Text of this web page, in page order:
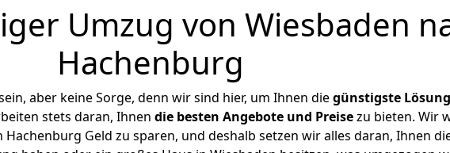
Umzug von Wiesbaden
Hachenburg
aber keine Sorge, denn wir sind hier, um Ihnen diegünstigste Lösung
stets daran, Ihnen die besten Angebote und Preisezu bieten. Wir
Geld zu sparen, und deshalb setzen wir alles daran, Ihnen